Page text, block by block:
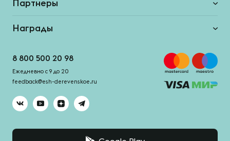
Партнеры
Награды
8 800 500 20 98
Ежедневно с 9 до 20
feedback@esh-derevenskoe.ru